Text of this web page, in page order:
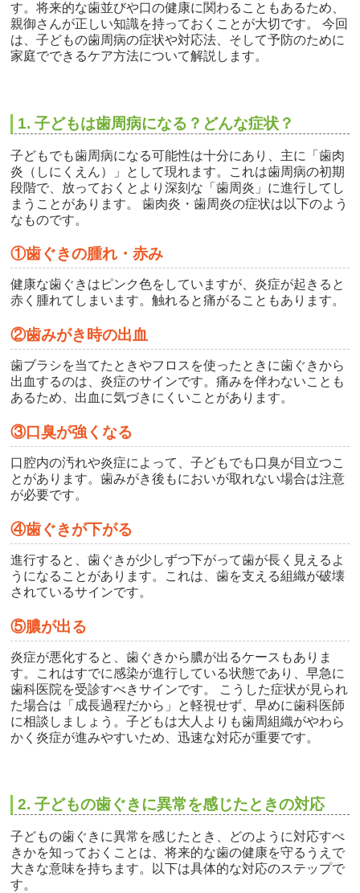
す。将来的な歯並びや口の健康に関わることもあるため、
親御さんが正しい知識を持っておくことが大切です。 今回
は、子どもの歯周病の症状や対応法、そして予防のために
家庭でできるケア方法について解説します。
1. 子どもは歯周病になる？どんな症状？
子どもでも歯周病になる可能性は十分にあり、主に「歯肉
炎（しにくえん）」として現れます。これは歯周病の初期
段階で、放っておくとより深刻な「歯周炎」に進行してし
まうことがあります。 歯肉炎・歯周炎の症状は以下のよう
なものです。
①歯ぐきの腫れ・赤み
健康な歯ぐきはピンク色をしていますが、炎症が起きると
赤く腫れてしまいます。触れると痛がることもあります。
②歯みがき時の出血
歯ブラシを当てたときやフロスを使ったときに歯ぐきから
出血するのは、炎症のサインです。痛みを伴わないことも
あるため、出血に気づきにくいことがあります。
③口臭が強くなる
口腔内の汚れや炎症によって、子どもでも口臭が目立つこ
とがあります。歯みがき後もにおいが取れない場合は注意
が必要です。
④歯ぐきが下がる
進行すると、歯ぐきが少しずつ下がって歯が長く見えるよ
うになることがあります。これは、歯を支える組織が破壊
されているサインです。
⑤膿が出る
炎症が悪化すると、歯ぐきから膿が出るケースもありま
す。これはすでに感染が進行している状態であり、早急に
歯科医院を受診すべきサインです。 こうした症状が見られ
た場合は「成長過程だから」と軽視せず、早めに歯科医師
に相談しましょう。子どもは大人よりも歯周組織がやわら
かく炎症が進みやすいため、迅速な対応が重要です。
2. 子どもの歯ぐきに異常を感じたときの対応
子どもの歯ぐきに異常を感じたとき、どのように対応すべ
きかを知っておくことは、将来的な歯の健康を守るうえで
大きな意味を持ちます。以下は具体的な対応のステップで
す。